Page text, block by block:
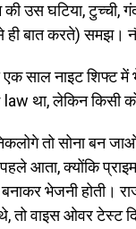
घटिया, टुच्ची, गंद
बात करते) समझ।
साल नाइट शिफ्ट में
था, लेकिन किसी
तो सोना बन
आता, क्योंकि प्राइम
बनाकर भेजनी होती।
तो वाइस ओवर टेस्ट